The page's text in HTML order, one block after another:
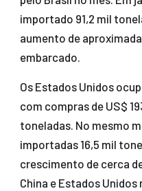
importado 91,2 mil
aumento de
embarcado.
Os Estados Unidos
com compras de US$
toneladas. No mesmo
importadas 16,5 mil
crescimento de cerca
China e Estados